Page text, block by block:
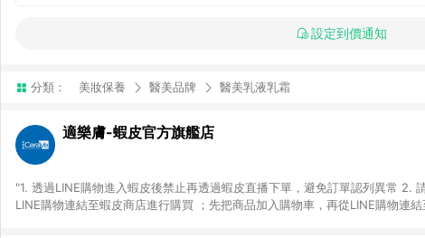
設定到價通知
分類： 美妝保養 醫美品牌 醫美乳液乳霜
適樂膚-蝦皮官方旗艦店
"1. 透過LINE購物進入蝦皮後禁止再透過蝦皮直播下單，避免訂單認列異常 2.
LINE購物連結至蝦皮商店進行購買 ；先把商品加入購物車，再從LINE購物連